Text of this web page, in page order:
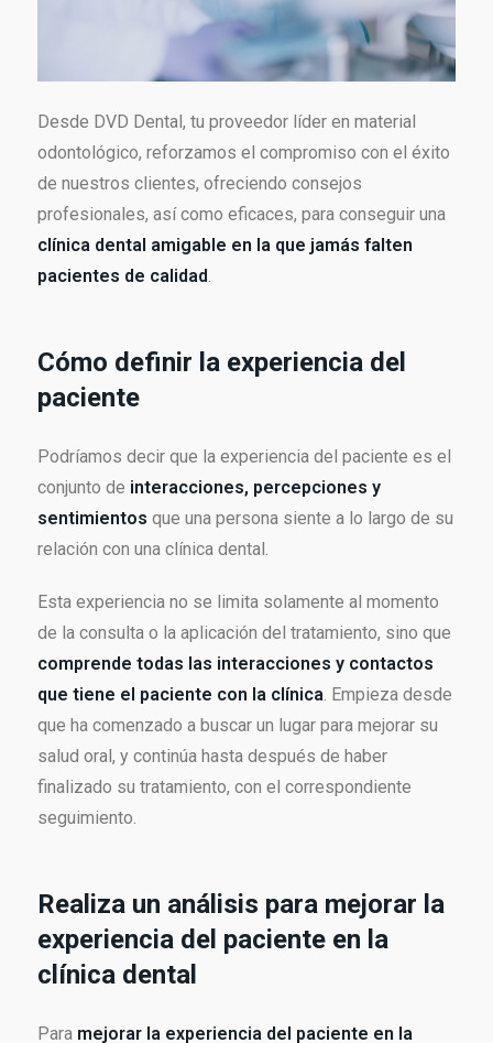
Desde DVD Dental, tu proveedor líder en material
odontológico, reforzamos el compromiso con el éxito
de nuestros clientes, ofreciendo consejos
profesionales, así como eficaces, para conseguir una
clínica dental amigable en la que jamás falten
pacientes de calidad.
Cómo definir la experiencia del
paciente
Podríamos decir que la experiencia del paciente es el
conjunto de interacciones, percepciones y
sentimientos que una persona siente a lo largo de su
relación con una clínica dental.
Esta experiencia no se limita solamente al momento
de la consulta o la aplicación del tratamiento, sino que
comprende todas las interacciones y contactos
que tiene el paciente con la clínica. Empieza desde
que ha comenzado a buscar un lugar para mejorar su
salud oral, y continúa hasta después de haber
finalizado su tratamiento, con el correspondiente
seguimiento.
Realiza un análisis para mejorar la
experiencia del paciente en la
clínica dental
Para mejorar la experiencia del paciente en la